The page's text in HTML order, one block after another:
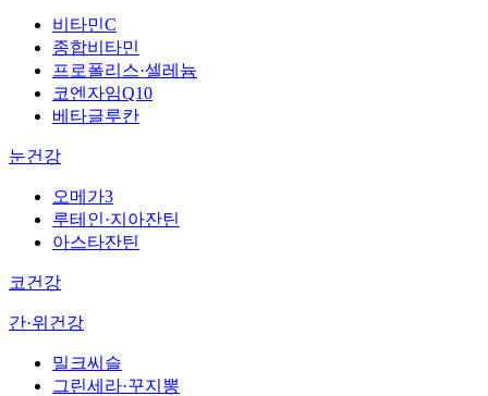
비타민C
종합비타민
프로폴리스·셀레늄
코엔자임Q10
베타글루칸
눈건강
오메가3
루테인·지아잔틴
아스타잔틴
코건강
간·위건강
밀크씨슬
그린세라·꾸지뽕